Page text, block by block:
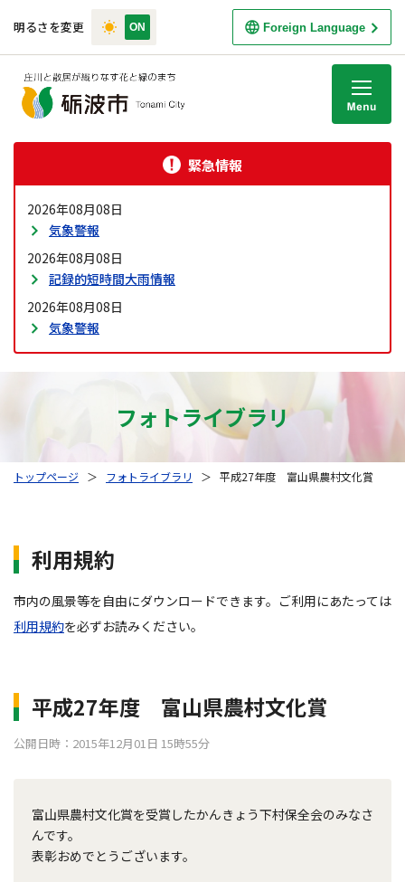
明るさを変更 Foreign Language
緊急情報
2026年08月08日
気象警報
2026年08月08日
記録的短時間大雨情報
2026年08月08日
気象警報
フォトライブラリ
トップページ ＞ フォトライブラリ ＞ 平成27年度 富山県農村文化賞
利用規約
市内の風景等を自由にダウンロードできます。ご利用にあたっては
利用規約を必ずお読みください。
平成27年度 富山県農村文化賞
公開日時：2015年12月01日 15時55分
富山県農村文化賞を受賞したかんきょう下村保全会のみなさ
んです。
表彰おめでとうございます。